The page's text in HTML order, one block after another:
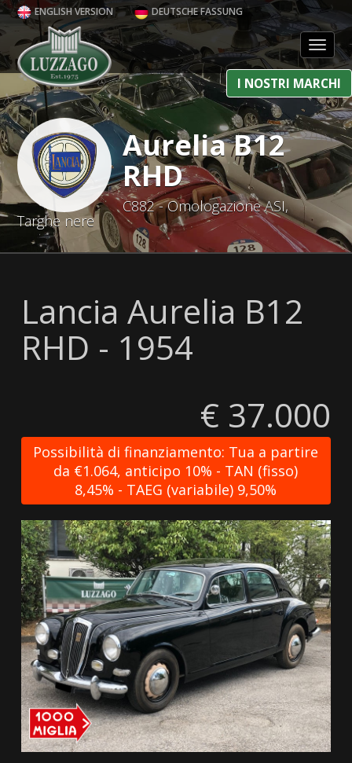
ENGLISH VERSION DEUTSCHE FASSUNG
I NOSTRI MARCHI
Aurelia B12
RHD
C882 - Omologazione ASI,
Targhe nere
Lancia Aurelia B12
RHD - 1954
€ 37.000
Possibilità di finanziamento: Tua a partire
da €1.064, anticipo 10% - TAN (fisso)
8,45% - TAEG (variabile) 9,50%